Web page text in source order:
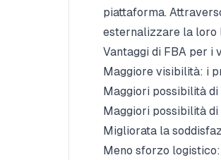
piattaforma.
esternalizzare la loro
Vantaggi di FBA per i
Maggiore visibilità: i
Maggiori possibilità
Maggiori possibilità
Migliorata la
Meno sforzo